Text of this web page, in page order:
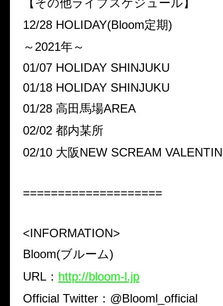
【その他ライブスケジュール】
12/28 HOLIDAY(Bloom定期)
～2021年～
01/07 HOLIDAY SHINJUKU
01/18 HOLIDAY SHINJUKU
01/28 高田馬場AREA
02/02 都内某所
02/10 大阪NEW SCREAM
====================
<INFORMATION>
Bloom(ブルーム)
URL： http://bloom-l.jp
Official Twitter：@Blooml_official